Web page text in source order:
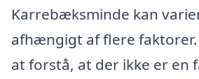
Karrebæksminde kan
afhængigt af flere
at forstå, at der ikke er en